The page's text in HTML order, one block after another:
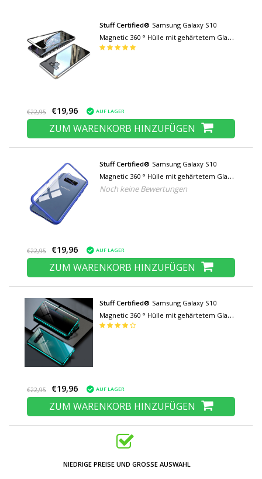
Stuff Certified® Samsung Galaxy S10
Magnetic 360 ° Hülle mit gehärtetem Glas -
Ganzkörperhülle + Displayschutzfolie
€22,95 €19,96 AUF LAGER
ZUM WARENKORB HINZUFÜGEN
Stuff Certified® Samsung Galaxy S10
Magnetic 360 ° Hülle mit gehärtetem Glas -
Ganzkörperhülle + Displayschutz Blau
Noch keine Bewertungen
€22,95 €19,96 AUF LAGER
ZUM WARENKORB HINZUFÜGEN
Stuff Certified® Samsung Galaxy S10
Magnetic 360 ° Hülle mit gehärtetem Glas -
Ganzkörperhülle + Displayschutzgrün
€22,95 €19,96 AUF LAGER
ZUM WARENKORB HINZUFÜGEN
NIEDRIGE PREISE UND GROSSE AUSWAHL